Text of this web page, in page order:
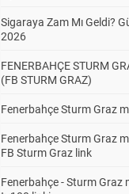
Sigaraya Zam Mı Geldi?
2026
FENERBAHÇE STURM
(FB STURM GRAZ)
Fenerbahçe Sturm Graz
Fenerbahçe Sturm Graz
FB Sturm Graz link
Fenerbahçe - Sturm Graz